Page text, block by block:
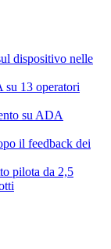
dispositivo nelle
su 13 operatori
su ADA
il feedback dei
pilota da 2,5